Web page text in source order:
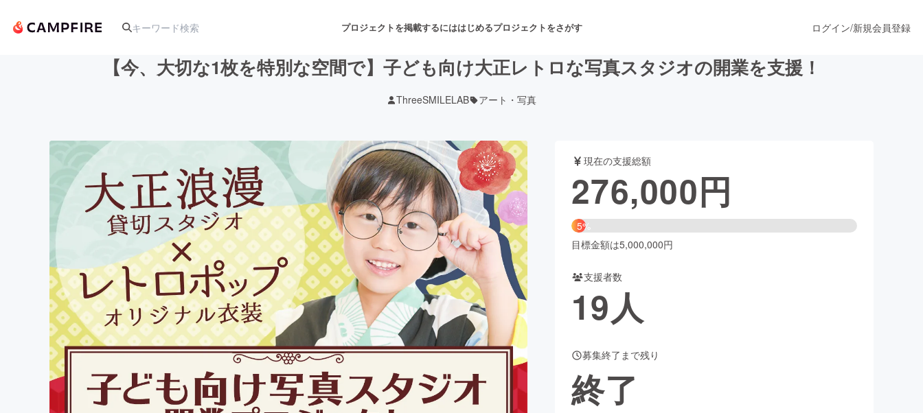
プロジェクトを掲載するにははじめるプロジェクトをさがす
アート・写真 音楽 舞台・パフォーマンス
テクノロジー・ガジェット ゲーム・サービス開発 フード・飲食店 ファッション
映像・映画 書籍・雑誌出版 アニメ・漫画
ビジネス・起業 チャレンジ ビューティー・ヘルスケア
まちづくり・地域活性化
CAMPFIRE Creation
CAMPFIREふるさと納税machi-ya
ログイン/新規会員登録
【今、大切な1枚を特別な空間で】子ども向け大正レトロな写真スタジオの開業を支援！
ThreeSMILELAB アート・写真
現在の支援総額
276,000円
5%
目標金額は5,000,000円
支援者数
19人
募集終了まで残り
終了